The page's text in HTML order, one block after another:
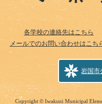
各学校の連絡先はこちら
メールでのお問い合わせはこち
岩国市
Copyright © Iwakuni Municipal